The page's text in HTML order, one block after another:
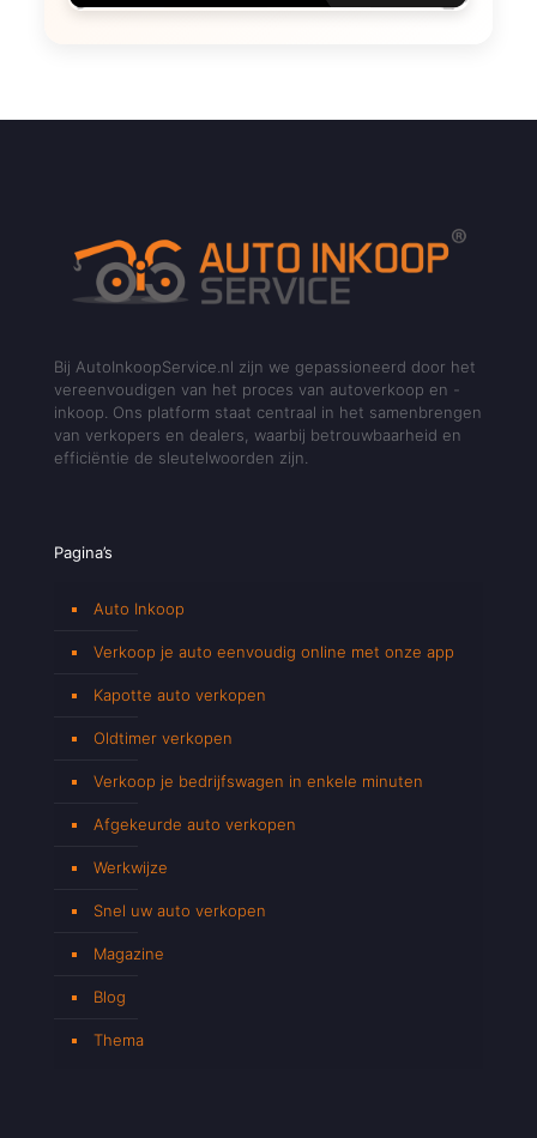
Bij AutoInkoopService.nl zijn we gepassioneerd door het
vereenvoudigen van het proces van autoverkoop en -
inkoop. Ons platform staat centraal in het samenbrengen
van verkopers en dealers, waarbij betrouwbaarheid en
efficiëntie de sleutelwoorden zijn.
Pagina’s
Auto Inkoop
Verkoop je auto eenvoudig online met onze app
Kapotte auto verkopen
Oldtimer verkopen
Verkoop je bedrijfswagen in enkele minuten
Afgekeurde auto verkopen
Werkwijze
Snel uw auto verkopen
Magazine
Blog
Thema